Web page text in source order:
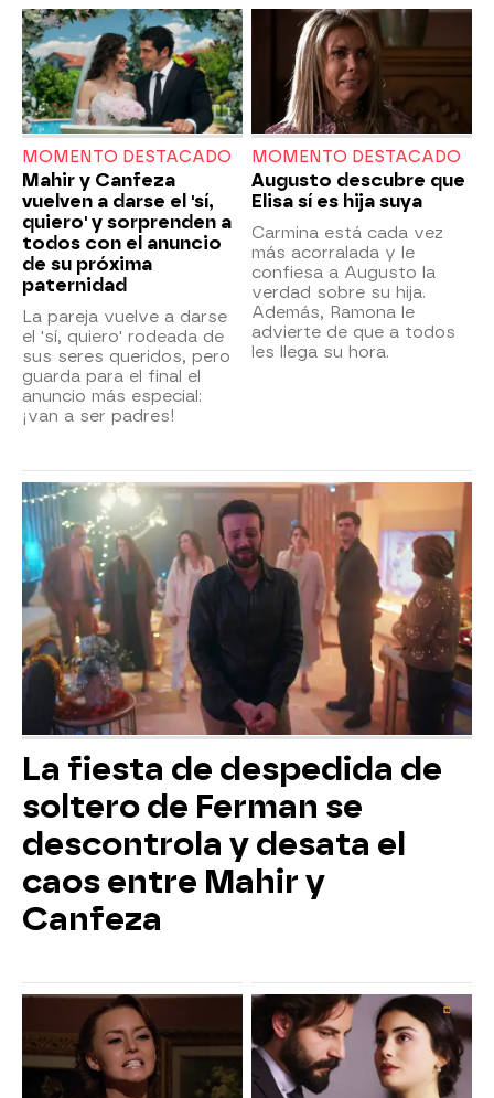
MOMENTO DESTACADO
Mahir y Canfeza
vuelven a darse el 'sí,
quiero' y sorprenden a
todos con el anuncio
de su próxima
paternidad
La pareja vuelve a darse
el 'sí, quiero' rodeada de
sus seres queridos, pero
guarda para el final el
anuncio más especial:
¡van a ser padres!
MOMENTO DESTACADO
Augusto descubre que
Elisa sí es hija suya
Carmina está cada vez
más acorralada y le
confiesa a Augusto la
verdad sobre su hija.
Además, Ramona le
advierte de que a todos
les llega su hora.
La fiesta de despedida de
soltero de Ferman se
descontrola y desata el
caos entre Mahir y
Canfeza